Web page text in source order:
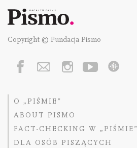
Copyright © Fundacja Pismo
O „PIŚMIE”
ABOUT PISMO
FACT-CHECKING W „PIŚMIE”
DLA OSÓB PISZĄCYCH